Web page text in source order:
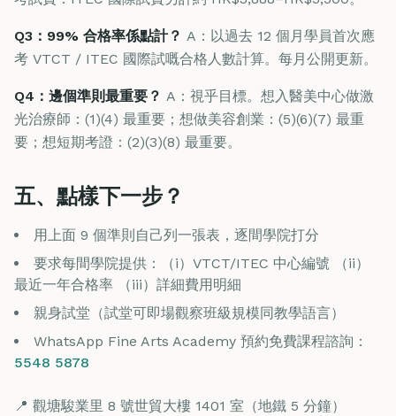
Q3：99% 合格率係點計？ A：以過去 12 個月學員首次應
考 VTCT / ITEC 國際試嘅合格人數計算。每月公開更新。
Q4：邊個準則最重要？ A：視乎目標。想入醫美中心做激
光治療師：(1)(4) 最重要；想做美容創業：(5)(6)(7) 最重
要；想短期考證：(2)(3)(8) 最重要。
五、點樣下一步？
用上面 9 個準則自己列一張表，逐間學院打分
要求每間學院提供：（i）VTCT/ITEC 中心編號 （ii）
最近一年合格率 （iii）詳細費用明細
親身試堂（試堂可即場觀察班級規模同教學語言）
WhatsApp Fine Arts Academy 預約免費課程諮詢：
5548 5878
📍 觀塘駿業里 8 號世貿大樓 1401 室（地鐵 5 分鐘）